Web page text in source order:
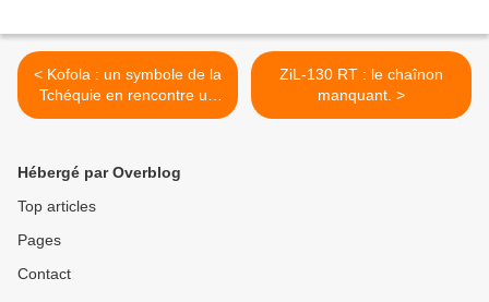
< Kofola : un symbole de la
Tchéquie en rencontre un
autre.
ZiL-130 RT : le chaînon
manquant. >
Hébergé par Overblog
Top articles
Pages
Contact